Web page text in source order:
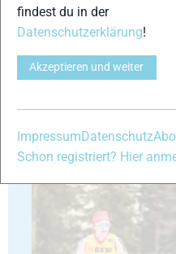
27
findest du in der
Datenschutzerklärung!
Akzeptieren und weiter
Impressum Datenschutz
Schon registriert? Hier